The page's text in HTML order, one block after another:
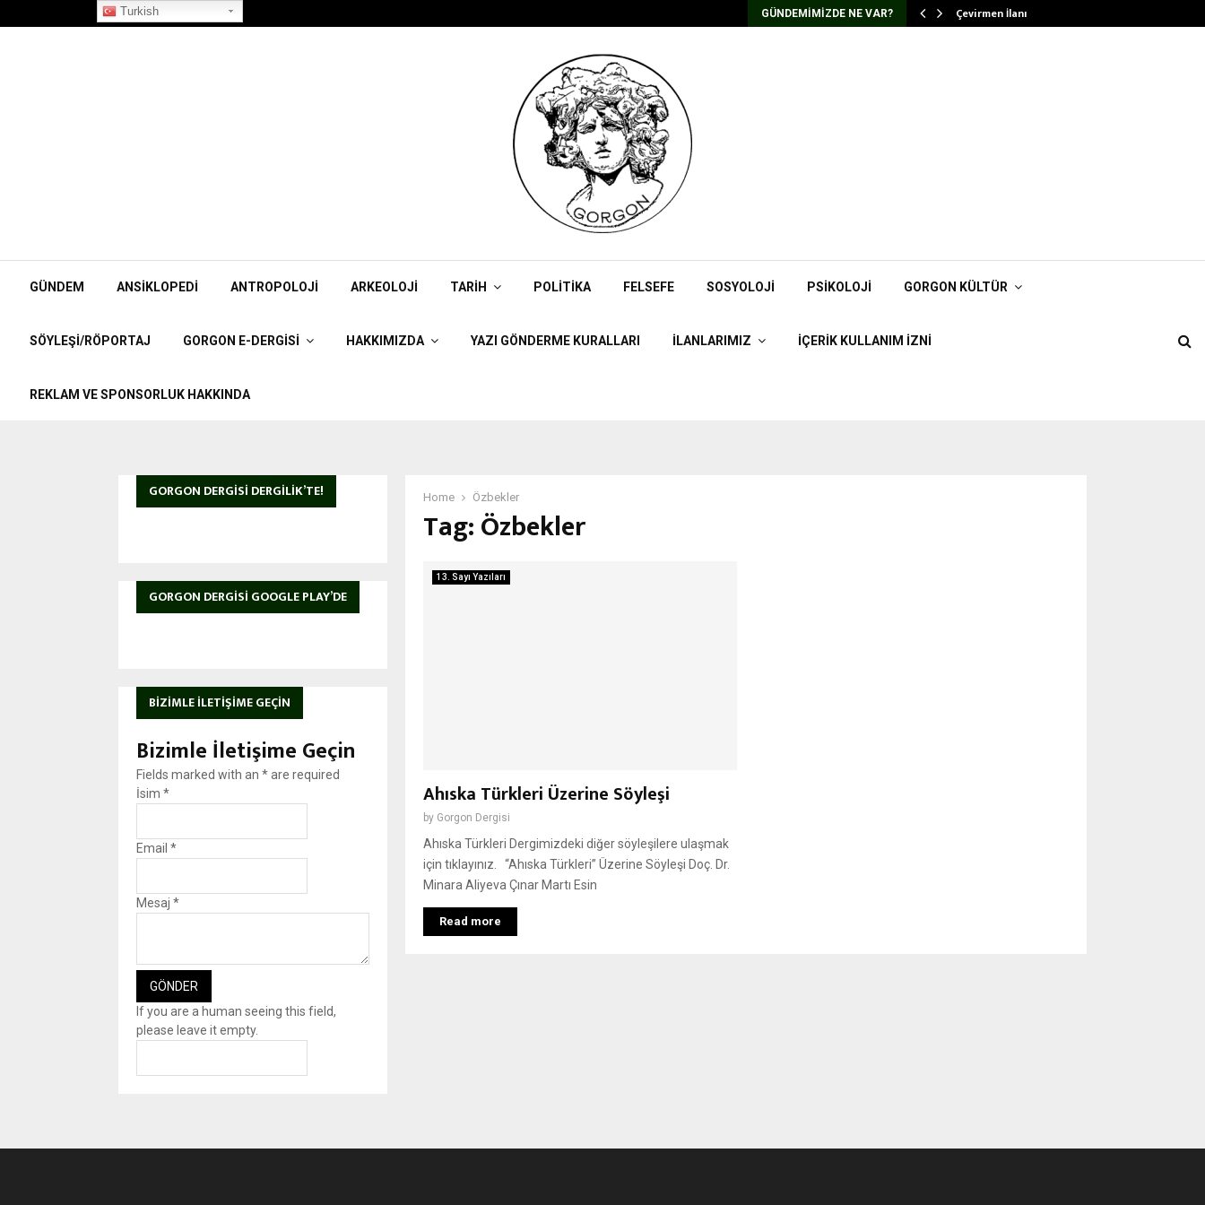
GÜNDEMIMIZDE NE VAR?
”Korpiklaani” Röportajı Çevirmen İlanı
GÜNDEM ANSIKLOPEDI ANTROPOLOJI ARKEOLOJI TARIH POLITIKA FELSEFE SOSYOLOJI PSIKOLOJI GORGON KÜLTÜR
SÖYLEŞI/RÖPORTAJ GORGON E-DERGISI HAKKIMIZDA YAZI GÖNDERME KURALLARI İLANLARIMIZ İÇERIK KULLANIM İZNI
REKLAM VE SPONSORLUK HAKKINDA
Home Özbekler
Tag:Özbekler
13. Sayı Yazıları
Ahıska Türkleri Üzerine Söyleşi
by Gorgon Dergisi
Ahıska Türkleri Dergimizdeki diğer söyleşilere ulaşmak
için tıklayınız. “Ahıska Türkleri” Üzerine Söyleşi Doç. Dr.
Minara Aliyeva Çınar Martı Esin
Read more
GORGON DERGISI DERGILIK’TE!
GORGON DERGISI GOOGLE PLAY’DE
BIZIMLE İLETIŞIME GEÇIN
Bizimle İletişime Geçin
Fields marked with an *are required
İsim *
Email *
Mesaj *
If you are a human seeing this field,
please leave it empty.
Turkish